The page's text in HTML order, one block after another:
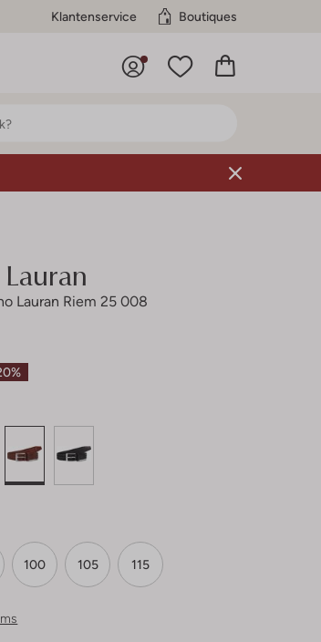
Klantenservice Boutiques
Lauran Riem 25 008
100 105 115